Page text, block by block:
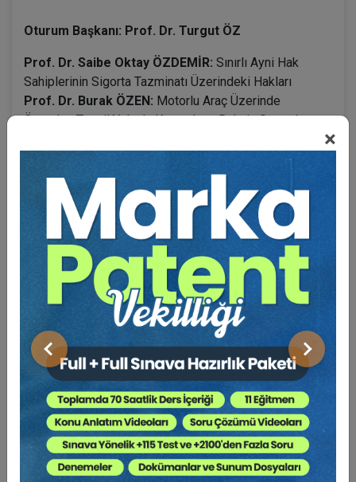
×
Önceki Sonraki
Oturum Başkanı: Prof. Dr. Turgut ÖZ
Prof. Dr. Saibe Oktay ÖZDEMİR: Sınırlı Ayni Hak
Sahiplerinin Sigorta Tazminatı Üzerindeki Hakları
Prof. Dr. Burak ÖZEN: Motorlu Araç Üzerinde
Önceden Tescil Yoluyla Kazanılmış Rehnin Sonradan
BENZER VIDEO EĞITIMLER
Video Eğitim Abonesi Ol: Sadece 5490 TL / Yıllık
Hukuk Eğitim